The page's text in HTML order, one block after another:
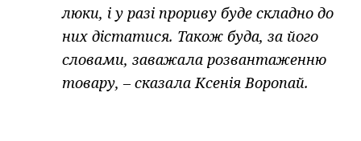
люки, і у разі прориву буде складно до
них дістатися. Також буда, за його
словами, заважала розвантаженню
товару, – сказала Ксенія Воропай.